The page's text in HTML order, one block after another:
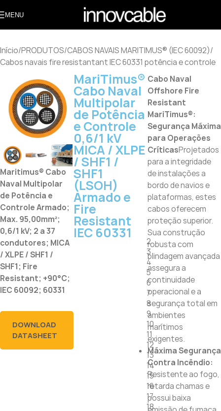
MENU
Início/PRODUTOS/CABOS NAVAIS MARITIMUS® (IEC 60092)/
Cabos navais fire resistantant IEC 60331 potência e controle
Maritimus® Cabo
Naval Multipolar
de Potência e
Controle Armado;
Max. 95,00mm²;
0,6/1 kV; 2 a 37
condutores; MICA
/ XLPE / SHF1 /
SHF1; Fire
Resistant; +90°C;
IEC 60092; 60331
DOWNLOAD
DATASHEET
MariTimus®
Cabo Naval
Multipolar
de Potência
e Controle
0,6/1 kV
MICA / XLPE
/ SHF1 /
SHF1
(LSOH)
Armado e
Fire
Resistant
IEC 60331
2
3
4
5
6
7
8
9
10
11
12
13
14
15
16
17
18
Cabo Naval
Offshore Fire
Resistant
MariTimus®:
Segurança Máxima
para Operações
CríticasProjetados
para a integridade
de instalações a
bordo de navios e
plataformas, estes
cabos oferecem
proteção superior.
Sua construção
robusta com
blindagem avançada
assegura a
continuidade
operacional e a
segurança total em
ambientes
marítimos
exigentes.
Máxima Segurança
Contra Incêndio:
Resistente ao fogo,
retarda chamas e
possui baixa